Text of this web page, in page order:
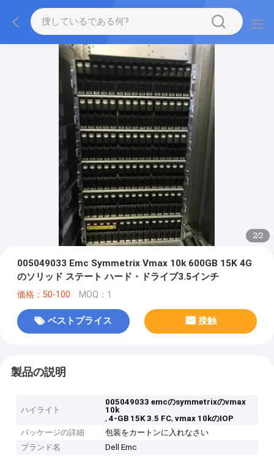
2/2
005049033 Emc Symmetrix Vmax 10k 600GB 15K 4G
のソリッド ステート ハード・ドライブ3.5インチ
価格：50-100 MOQ：1
ベストプライス 接触
製品の説明
ハイライト
005049033 emcのsymmetrixのvmax
10k
,4-GB 15K 3.5 FC,vmax 10kのIOP
パッケージの詳細
包装をカートンに入れなさい
ブランド名
Dell Emc